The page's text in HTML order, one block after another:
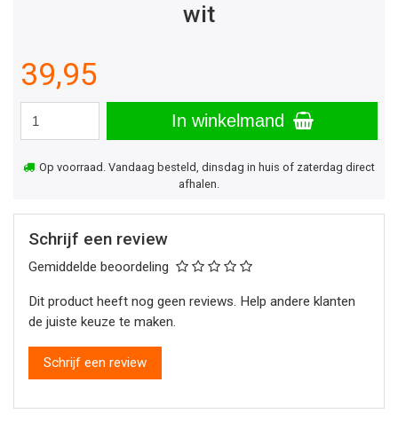
wit
39,95
In winkelmand
Op voorraad. Vandaag besteld, dinsdag in huis of zaterdag direct
afhalen.
Schrijf een review
Gemiddelde beoordeling
Dit product heeft nog geen reviews. Help andere klanten
de juiste keuze te maken.
Schrijf een review